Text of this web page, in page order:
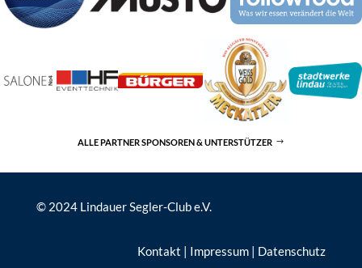
ALLE PARTNER SPONSOREN & UNTERSTÜTZER
© 2024 Lindauer Segler-Club e.V.
Kontakt Impressum Datenschutz